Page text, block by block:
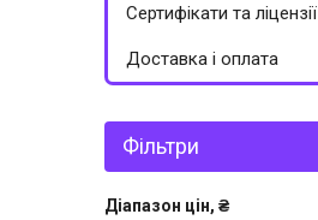
Сертифікати та ліцензії
Доставка і оплата
Фільтри
Діапазон цін, ₴